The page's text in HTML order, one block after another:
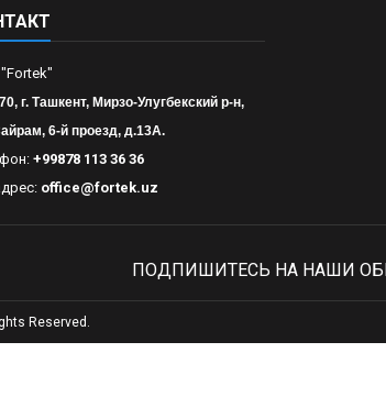
"Fortek"
г. Ташкент, Мирзо-Улугбекский р-н,
6-й проезд, д.13А.
+99878 113 36 36
office@fortek.uz
ПОДПИШИТЕСЬ НА НАШИ
Reserved.